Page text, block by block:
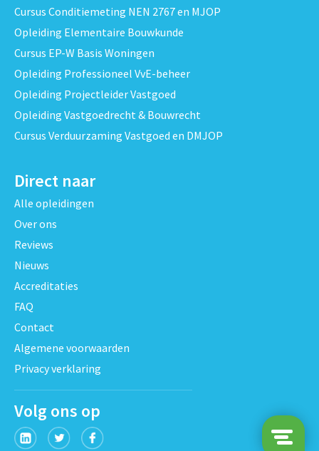
Cursus Conditiemeting NEN 2767 en MJOP
Opleiding Elementaire Bouwkunde
Cursus EP-W Basis Woningen
Opleiding Professioneel VvE-beheer
Opleiding Projectleider Vastgoed
Opleiding Vastgoedrecht & Bouwrecht
Cursus Verduurzaming Vastgoed en DMJOP
Direct naar
Alle opleidingen
Over ons
Reviews
Nieuws
Accreditaties
FAQ
Contact
Algemene voorwaarden
Privacy verklaring
Volg ons op